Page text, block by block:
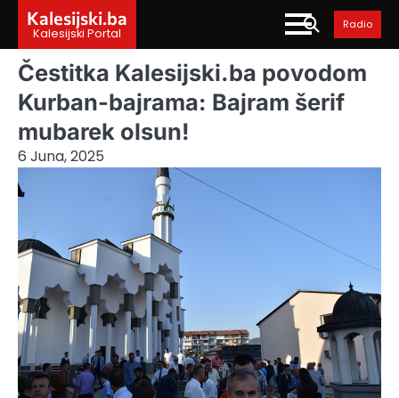
content
Kalesijski.ba
Kalesijski Portal
Radio
Čestitka Kalesijski.ba povodom
Kurban-bajrama: Bajram šerif
mubarek olsun!
6 Juna, 2025